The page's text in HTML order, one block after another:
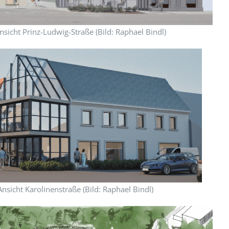
Prinz-Ludwig-Straße (Bild: Raphael Bindl)
Karolinenstraße (Bild: Raphael Bindl)